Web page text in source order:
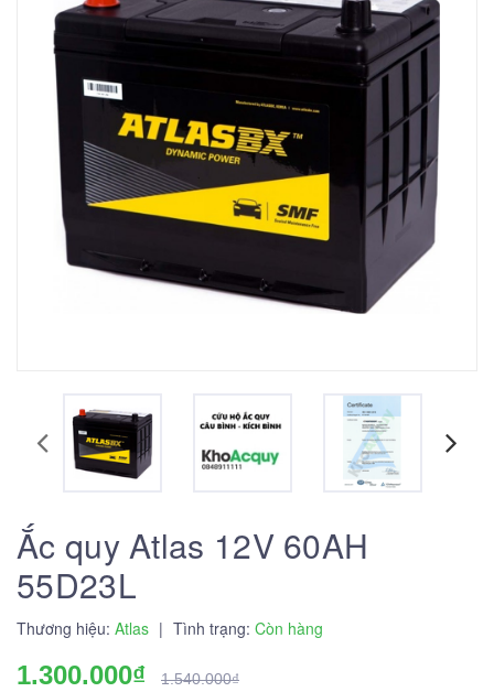
Ắc quy Atlas 12V 60AH
55D23L
Thương hiệu: Atlas | Tình trạng: Còn hàng
1.300.000₫ 1.540.000₫